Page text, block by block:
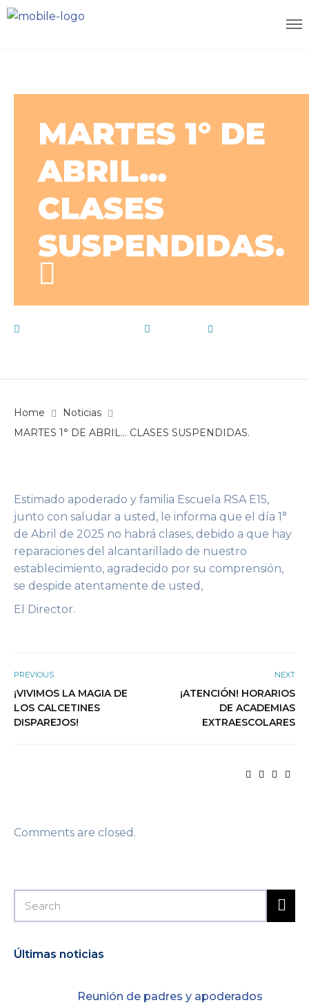
MARTES 1° DE
ABRIL…
CLASES
SUSPENDIDAS.
Home
Noticias
MARTES 1° DE ABRIL… CLASES SUSPENDIDAS.
Estimado apoderado y familia Escuela RSA E15,
junto con saludar a usted, le informa que el día 1°
de Abril de 2025 no habrá clases, debido a que hay
reparaciones del alcantarillado de nuestro
establecimiento, agradecido por su comprensión,
se despide atentamente de usted,
El Director.
PREVIOUS
¡VIVIMOS LA MAGIA DE
LOS CALCETINES
DISPAREJOS!
NEXT
¡ATENCIÓN! HORARIOS
DE ACADEMIAS
EXTRAESCOLARES
Comments are closed.
Últimas noticias
Reunión de padres y apoderados